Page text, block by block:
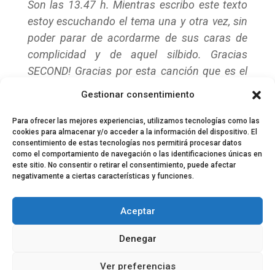
Gestionar consentimiento
Para ofrecer las mejores experiencias, utilizamos tecnologías como las
cookies para almacenar y/o acceder a la información del dispositivo. El
consentimiento de estas tecnologías nos permitirá procesar datos
como el comportamiento de navegación o las identificaciones únicas en
este sitio. No consentir o retirar el consentimiento, puede afectar
negativamente a ciertas características y funciones.
Aceptar
Denegar
Ver preferencias
Son las 13.47 h. Mientras escribo este texto
estoy escuchando el tema una y otra vez, sin
poder parar de acordarme de sus caras de
complicidad y de aquel silbido. Gracias
SECOND! Gracias por esta canción que es el
2 3 4 5 6 7 8 9 10 11 12 13
Equipo EPDLT Contacto